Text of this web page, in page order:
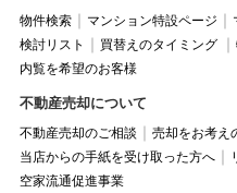
物件検索 マンション特設ページ
検討リスト
買替えのタイミング
内覧を希望のお客様
不動産売却について
不動産売却のご相談
売却をお考え
当店からの手紙を受け取った方へ
空家流通促進事業